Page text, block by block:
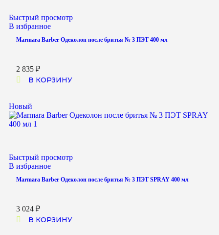
Быстрый просмотр
В избранное
Marmara Barber Одеколон после бритья № 3 ПЭТ 400 мл
2 835 ₽
В КОРЗИНУ
Новый
Быстрый просмотр
В избранное
Marmara Barber Одеколон после бритья № 3 ПЭТ SPRAY 400 мл
3 024 ₽
В КОРЗИНУ